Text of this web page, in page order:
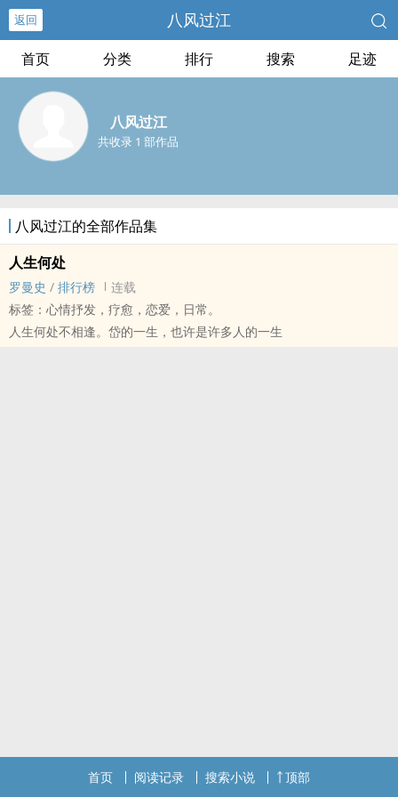
返回 八风过江
首页 分类 排行 搜索 足迹
八风过江
共收录 1 部作品
八风过江的全部作品集
人生何处
罗曼史 / 排行榜
连载
标签：心情抒发，疗愈，恋爱，日常。
人生何处不相逢。岱的一生，也许是许多人的一生
首页 阅读记录 搜索小说 顶部